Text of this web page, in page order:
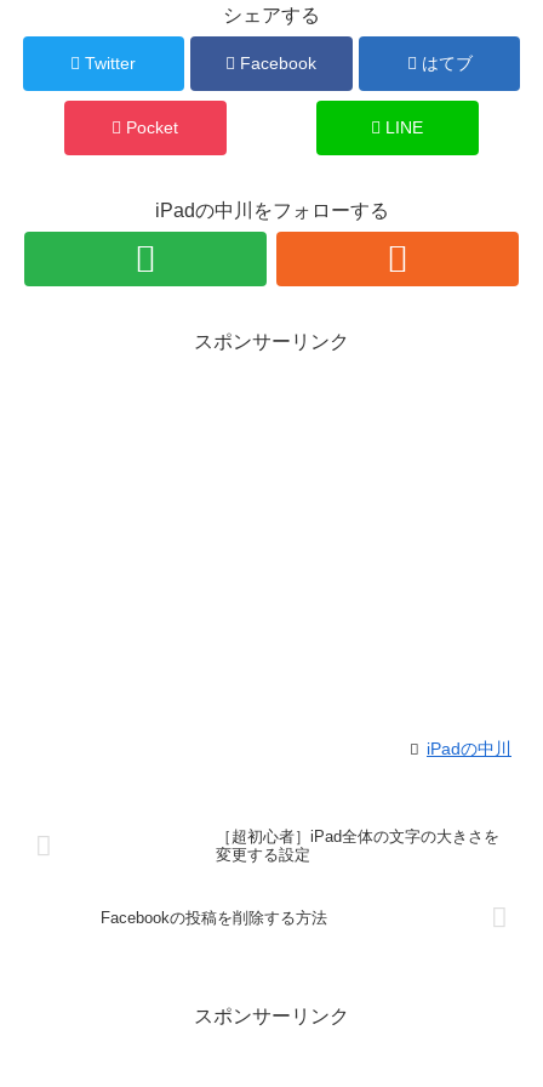
シェアする
Twitter Facebook はてブ
Pocket LINE
iPadの中川をフォローする
スポンサーリンク
iPadの中川
［超初心者］iPad全体の文字の大きさを
変更する設定
Facebookの投稿を削除する方法
スポンサーリンク